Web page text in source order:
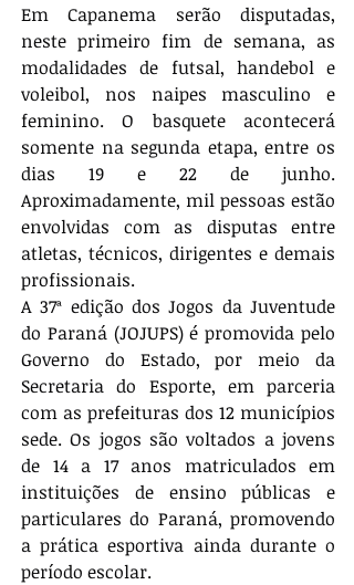
Em Capanema serão disputadas,
neste primeiro fim de semana, as
modalidades de futsal, handebol e
voleibol, nos naipes masculino e
feminino. O basquete acontecerá
somente na segunda etapa, entre os
dias 19 e 22 de junho.
Aproximadamente, mil pessoas estão
envolvidas com as disputas entre
atletas, técnicos, dirigentes e demais
profissionais.
A 37ª edição dos Jogos da Juventude
do Paraná (JOJUPS) é promovida pelo
Governo do Estado, por meio da
Secretaria do Esporte, em parceria
com as prefeituras dos 12 municípios
sede. Os jogos são voltados a jovens
de 14 a 17 anos matriculados em
instituições de ensino públicas e
particulares do Paraná, promovendo
a prática esportiva ainda durante o
período escolar.